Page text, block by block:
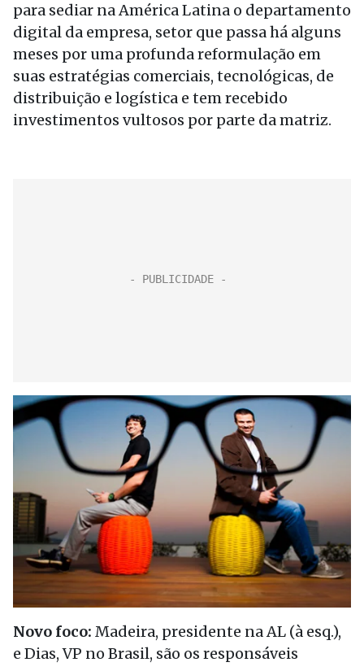
para sediar na América Latina o departamento
digital da empresa, setor que passa há alguns
meses por uma profunda reformulação em
suas estratégias comerciais, tecnológicas, de
distribuição e logística e tem recebido
investimentos vultosos por parte da matriz.
Novo foco: Madeira, presidente na AL (à esq.),
e Dias, VP no Brasil, são os responsáveis